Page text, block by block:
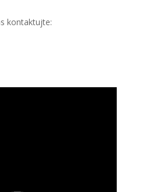
kontaktujte: